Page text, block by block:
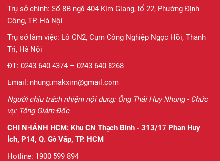
Trụ sở chính: Số 8B ngõ 404 Kim Giang, tổ 22, Phường Định
Công, TP. Hà Nội
Trụ sở làm việc: Lô CN2, Cụm Công Nghiệp Ngọc Hồi, Thanh
Trì, Hà Nội
ĐT: 0243 640 4374 – 0243 640 8268
Email: nhung.makxim@gmail.com
Người chịu trách nhiệm nội dung: Ông Thái Huy Nhung - Chức
vụ: Tổng Giám Đốc
CHI NHÁNH HCM: Khu CN Thạch Bình - 313/17 Phan Huy
Ích, P14, Q. Gò Vấp, TP. HCM
Hotline: 1900 599 894